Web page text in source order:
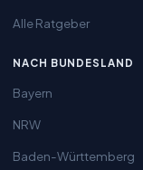
Alle Ratgeber
NACH BUNDESLAND
Bayern
NRW
Baden-Württemberg